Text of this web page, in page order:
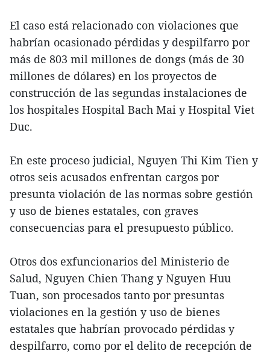
El caso está relacionado con violaciones que
habrían ocasionado pérdidas y despilfarro por
más de 803 mil millones de dongs (más de 30
millones de dólares) en los proyectos de
construcción de las segundas instalaciones de
los hospitales Hospital Bach Mai y Hospital Viet
Duc.
En este proceso judicial, Nguyen Thi Kim Tien y
otros seis acusados enfrentan cargos por
presunta violación de las normas sobre gestión
y uso de bienes estatales, con graves
consecuencias para el presupuesto público.
Otros dos exfuncionarios del Ministerio de
Salud, Nguyen Chien Thang y Nguyen Huu
Tuan, son procesados tanto por presuntas
violaciones en la gestión y uso de bienes
estatales que habrían provocado pérdidas y
despilfarro, como por el delito de recepción de